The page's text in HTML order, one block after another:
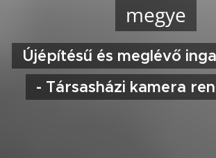
megye
Újépítésű és meglévő
- Társasházi kamera